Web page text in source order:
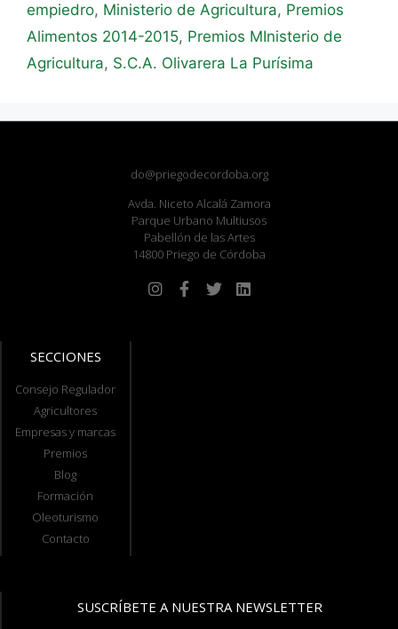
empiedro, Ministerio de Agricultura, Premios
Alimentos 2014-2015, Premios MInisterio de
Agricultura, S.C.A. Olivarera La Purísima
do@priegodecordoba.org
Avda. Niceto Alcalá Zamora
Parque Urbano Multiusos
Pabellón de las Artes
14800 Priego de Córdoba
SECCIONES
Consejo Regulador
Agricultores
Empresas y marcas
Premios
Blog
Formación
Oleoturismo
Contacto
SUSCRÍBETE A NUESTRA NEWSLETTER